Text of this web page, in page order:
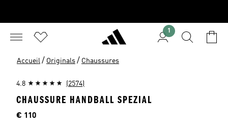
1
Accueil / Originals / Chaussures
4.8 (2574)
CHAUSSURE HANDBALL SPEZIAL
Price
€ 110